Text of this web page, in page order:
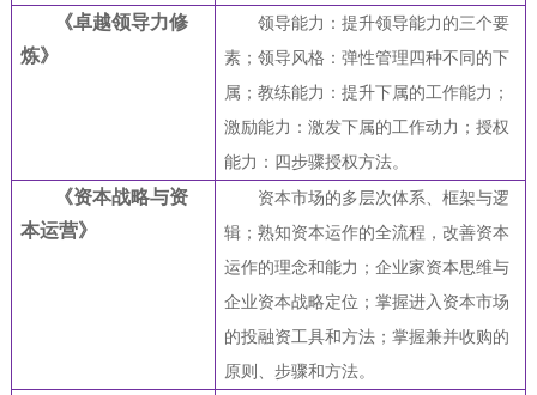
《卓越领导力修
炼》
领导能力：提升领导能力的三个要
素；领导风格：弹性管理四种不同的下
属；教练能力：提升下属的工作能力；
激励能力：激发下属的工作动力；授权
能力：四步骤授权方法。
《资本战略与资
本运营》
资本市场的多层次体系、框架与逻
辑；熟知资本运作的全流程，改善资本
运作的理念和能力；企业家资本思维与
企业资本战略定位；掌握进入资本市场
的投融资工具和方法；掌握兼并收购的
原则、步骤和方法。